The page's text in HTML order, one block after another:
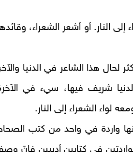
النار. أو أشعر الشعراء،
لحال هذا الشاعر في الدنيا
شريف فيها، سيء في
لواء الشعراء إلى النار.
واردة في واحد من كتب
الواردتين في كتابين أدبيين فإنّ